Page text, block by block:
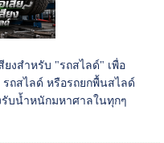
ยงสำหรับ "รถสไลด์" เพื่อ
ถสไลด์ หรือรถยกพื้นสไลด์
รับน้ำหนักมหาศาลในทุกๆ